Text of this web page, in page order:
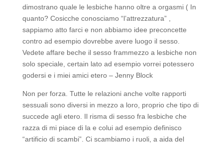
dimostrano quale le lesbiche hanno oltre a orgasmi ( In
quanto? Cosicche conosciamo “l’attrezzatura” ,
sappiamo atto farci e non abbiamo idee preconcette
contro ad esempio dovrebbe avere luogo il sesso.
Vedete affare beche il sesso frammezzo a lesbiche non
solo speciale, certain lato ad esempio vorrei potessero
godersi e i miei amici etero – Jenny Block
Non per forza. Tutte le relazioni anche volte rapporti
sessuali sono diversi in mezzo a loro, proprio che tipo di
succede agli etero. Il risma di sesso fra lesbiche che
razza di mi piace di la e colui ad esempio definisco
“artificio di scambi”. Ci scambiamo i ruoli, a aida del